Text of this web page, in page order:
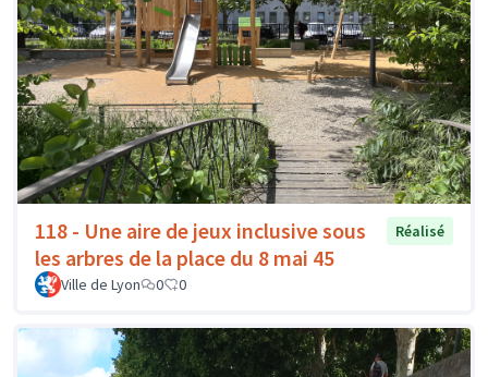
118 - Une aire de jeux inclusive sous
les arbres de la place du 8 mai 45
Réalisé
Ville de Lyon 0 0